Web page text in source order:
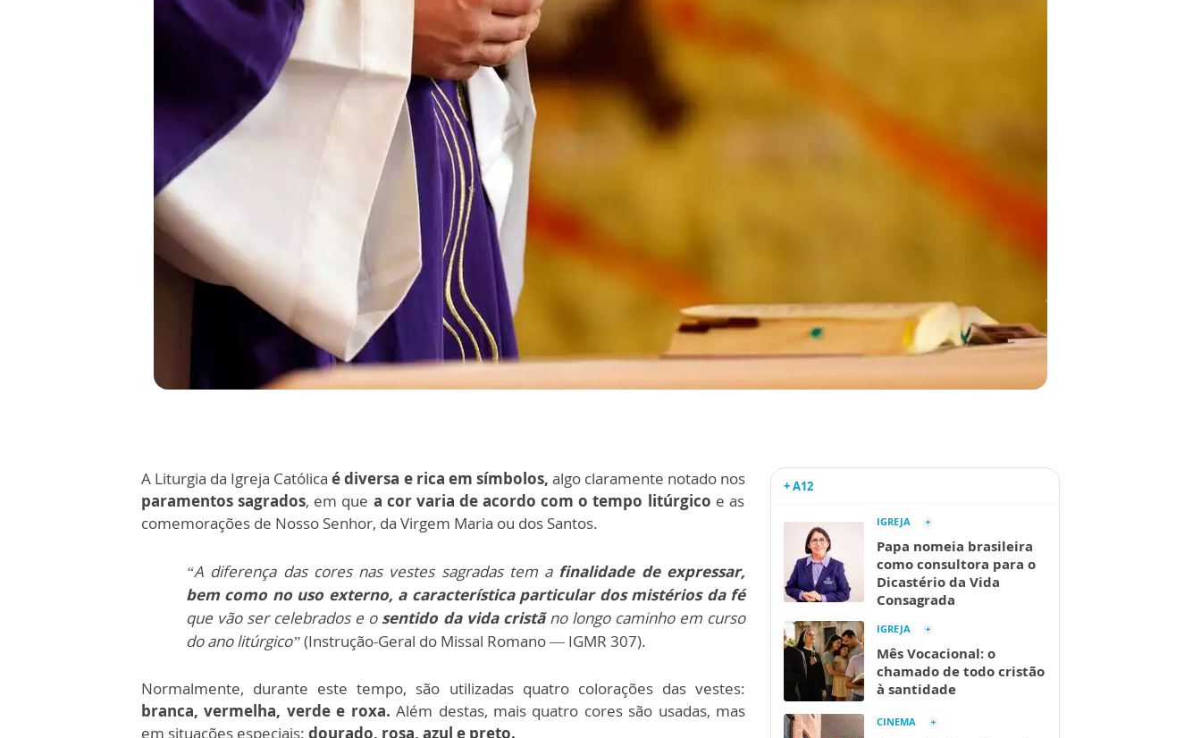
A Liturgia da Igreja Católica é diversa e rica em símbolos, algo claramente notado nos
paramentos sagrados, em que a cor varia de acordo com o tempo litúrgico e as
comemorações de Nosso Senhor, da Virgem Maria ou dos Santos.
“A diferença das cores nas vestes sagradas tem a finalidade de expressar,
bem como no uso externo, a característica particular dos mistérios da fé
que vão ser celebrados e osentido da vida cristãno longo caminho em curso
do ano litúrgico”(Instrução-Geral do Missal Romano — IGMR 307).
Normalmente, durante este tempo, são utilizadas quatro colorações das vestes:
branca, vermelha, verde e roxa. Além destas, mais quatro cores são usadas, mas
em situações especiais: dourado, rosa, azul e preto.
+ A12
IGREJA
Papa nomeia brasileira
como consultora para o
Dicastério da Vida
Consagrada
IGREJA
Mês Vocacional: o
chamado de todo cristão
à santidade
CINEMA